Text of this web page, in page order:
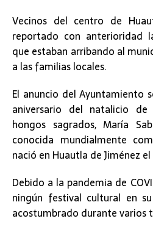
Vecinos del centro de
reportado con anterioridad
que estaban arribando al
a las familias locales.
El anuncio del Ayuntamiento
aniversario del natalicio
hongos sagrados, María
conocida mundialmente
nació en Huautla de Jiménez
Debido a la pandemia de
ningún festival cultural en
acostumbrado durante varios